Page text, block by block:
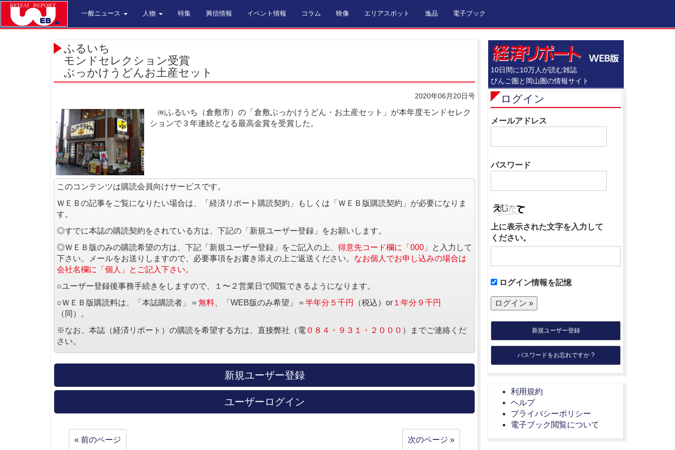
一般ニュース 人物 特集 興信情報 イベント情報 コラム 映像 エリアスポット 逸品 電子ブック
ふるいち
モンドセレクション受賞
ぶっかけうどんお土産セット
2020年06月20日号
㈱ふるいち（倉敷市）の「倉敷ぶっかけうどん・お土産セット」が本年度モンドセレク
ションで３年連続となる最高金賞を受賞した。
このコンテンツは購読会員向けサービスです。
ＷＥＢの記事をご覧になりたい場合は、「経済リポート購読契約」もしくは「ＷＥＢ版購読契約」が必要になりま
す。
◎すでに本誌の購読契約をされている方は、下記の「新規ユーザー登録」をお願いします。
◎ＷＥＢ版のみの購読希望の方は、下記「新規ユーザー登録」をご記入の上、 得意先コード欄に「000」
と入力して
下さい。メールをお送りしますので、必要事項をお書き添えの上ご返送ください。 なお個人でお申し込みの場合は
会社名欄に「個人」とご記入下さい。
○ユーザー登録後事務手続きをしますので、１〜２営業日で閲覧できるようになります。
○ＷＥＢ版購読料は、「本誌購読者」＝ 無料 、「WEB版のみ希望」＝ 半年分５千円 （税込）or １年分９千円
（同）。
※なお、本誌（経済リポート）の購読を希望する方は、直接弊社（電 ０８４・９３１・２０００ ）までご連絡くだ
さい。
新規ユーザー登録
ユーザーログイン
« 前のページ 次のページ »
10日間に10万人が読む雑誌
びんご圏と岡山圏の情報サイト
ログイン
メールアドレス
パスワード
上に表示された文字を入力して
ください。
ログイン情報を記憶
新規ユーザー登録
パスワードをお忘れですか ?
利用規約
ヘルプ
プライバシーポリシー
電子ブック閲覧について